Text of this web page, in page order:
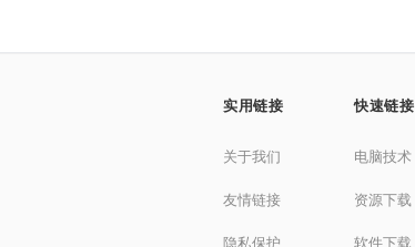
实用链接
关于我们
友情链接
隐私保护
快速链接
电脑技术
资源下载
软件下载